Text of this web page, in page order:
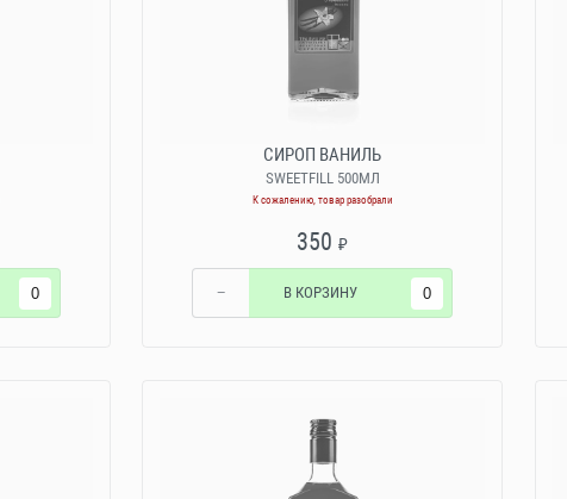
СИРОП ВАНИЛЬ
SWEETFILL 500МЛ
К сожалению, товар разобрали
350₽
− В КОРЗИНУ